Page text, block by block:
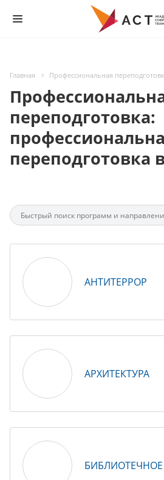
Главная Профессиональная
переподготовка:
переподготовка
АНТИТЕРРОР
АРХИТЕКТУРА